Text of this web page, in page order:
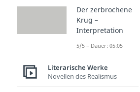
Der zerbrochene
Krug –
Interpretation
5/5 – Dauer: 05:05
Literarische Werke
Novellen des Realismus